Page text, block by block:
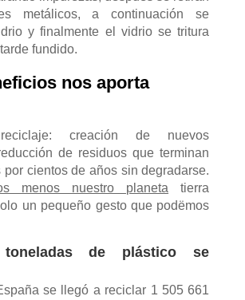
metálicos, a continuación se
y finalmente el vidrio se tritura
fundido.
nos aporta
creación de nuevos
de residuos que terminan
por cientos de años sin degradarse.
menos nuestro planeta tierra
un pequeño gesto que podëmos
toneladas de plástico se
se llegó a reciclar 1 505 661